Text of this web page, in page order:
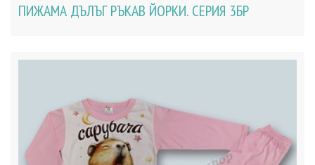
ПИЖАМА ДЪЛЪГ РЪКАВ ЙОРКИ. СЕРИЯ 3БР